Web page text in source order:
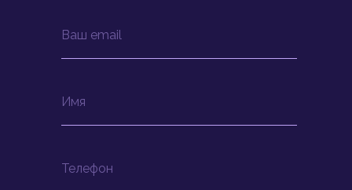
Ваш email
Имя
Телефон